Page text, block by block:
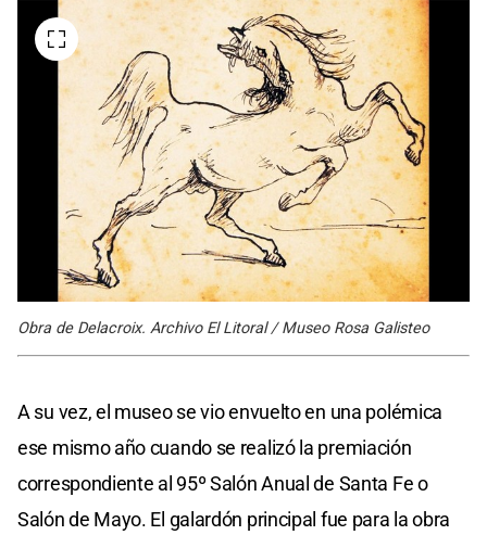
Obra de Delacroix. Archivo El Litoral / Museo Rosa Galisteo
A su vez, el museo se vio envuelto en una polémica
ese mismo año cuando se realizó la premiación
correspondiente al 95º Salón Anual de Santa Fe o
Salón de Mayo. El galardón principal fue para la obra